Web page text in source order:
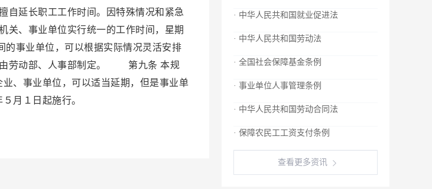
延长职工工作时间。因特殊情况和紧急
、事业单位实行统一的工作时间，星期
事业单位，可以根据实际情况灵活安排
劳动部、人事部制定。 第九条 本规
、事业单位，可以适当延期，但是事业单
月１日起施行。
· 中华人民共和国就业促进法
· 中华人民共和国劳动法
· 全国社会保障基金条例
· 事业单位人事管理条例
· 中华人民共和国劳动合同法
· 保障农民工工资支付条例
查看更多资讯